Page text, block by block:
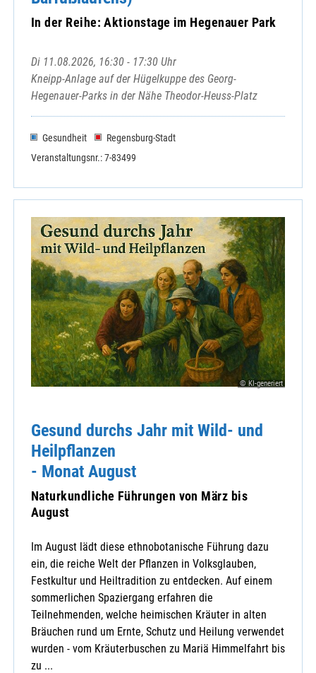
In der Reihe: Aktionstage im Hegenauer Park
Di 11.08.2026, 16:30 - 17:30 Uhr
Kneipp-Anlage auf der Hügelkuppe des Georg-
Hegenauer-Parks in der Nähe Theodor-Heuss-Platz
Gesundheit
Regensburg-Stadt
Veranstaltungsnr.: 7-83499
© KI-generiert
Gesund durchs Jahr mit Wild- und
Heilpflanzen
- Monat August
Naturkundliche Führungen von März bis
August
Im August lädt diese ethnobotanische Führung dazu
ein, die reiche Welt der Pflanzen in Volksglauben,
Festkultur und Heiltradition zu entdecken. Auf einem
sommerlichen Spaziergang erfahren die
Teilnehmenden, welche heimischen Kräuter in alten
Bräuchen rund um Ernte, Schutz und Heilung verwendet
wurden - vom Kräuterbuschen zu Mariä Himmelfahrt bis
zu ...